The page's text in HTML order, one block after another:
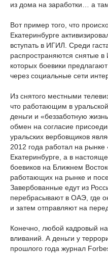
из дома на заработки… а
Вот пример того, что
Екатеринбурге
вступать в ИГИЛ. Среди
распространяются снятые
которых боевики
через социальные сети
Из снятого местными
что работающим в
деньги и «беззаботную
обмен на согласие
уральских вербовщиков
2012 года работал на рынке
Екатеринбурге, а в
боевиков на Ближнем
работающих на рынке и
Завербованные едут из
перебрасывают в ОАЭ, где
и затем отправляют на
Конечно, любой кадровый
вливаний. А деньги у
прошлого года журнал